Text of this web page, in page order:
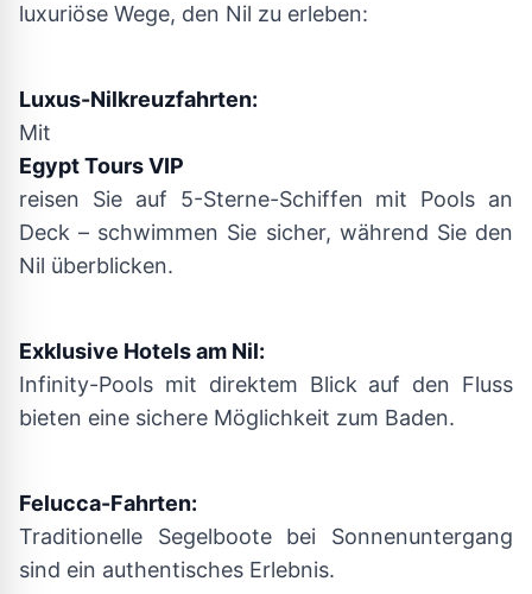
luxuriöse Wege, den Nil zu erleben:
Luxus-Nilkreuzfahrten:
Mit
Egypt Tours VIP
reisen Sie auf 5-Sterne-Schiffen mit Pools an
Deck – schwimmen Sie sicher, während Sie den
Nil überblicken.
Exklusive Hotels am Nil:
Infinity-Pools mit direktem Blick auf den Fluss
bieten eine sichere Möglichkeit zum Baden.
Felucca-Fahrten:
Traditionelle Segelboote bei Sonnenuntergang
sind ein authentisches Erlebnis.